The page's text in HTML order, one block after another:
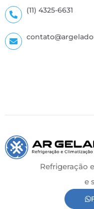
(11) 4325-6631
Refrigeração
e